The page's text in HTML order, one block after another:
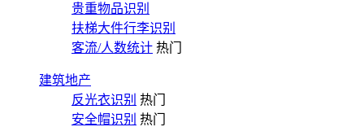
贵重物品识别
扶梯大件行李识别
客流/人数统计 热门
建筑地产
反光衣识别 热门
安全帽识别 热门